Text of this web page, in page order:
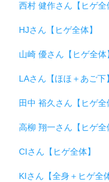
西村 健作さん【ヒゲ全
HJさん【ヒゲ全体】
山崎 優さん【ヒゲ全体
LAさん【ほほ＋あご下】
田中 裕久さん【ヒゲ全
高柳 翔一さん【ヒゲ全
CIさん【ヒゲ全体】
KIさん【全身＋ヒゲ全